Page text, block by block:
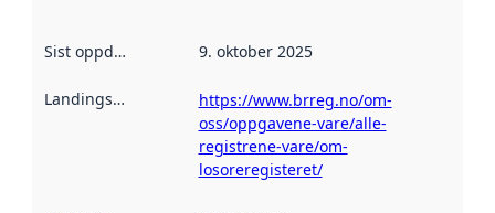
Sist oppdatert 9. oktober 2025
Landingsside
https://www.brreg.no/om-
oss/oppgavene-vare/alle-
registrene-vare/om-
losoreregisteret/